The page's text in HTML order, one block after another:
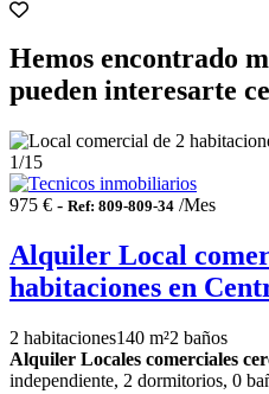
Hemos encontrado
pueden interesarte
1/15
975 € - Ref: 809-809-34 /Mes
Alquiler Local
habitaciones en
2 habitaciones140 m²2 baños
Alquiler Locales comerciales
independiente, 2 dormitorios, 0